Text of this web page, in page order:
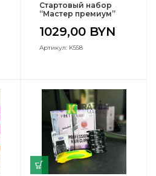
Стартовый набор
“Мастер премиум”
1029,00 BYN
Артикул: K558